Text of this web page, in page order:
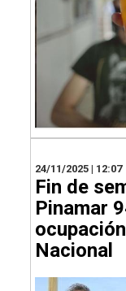
24/11/2025 | 12:07
Fin de
Pinamar
Nacional